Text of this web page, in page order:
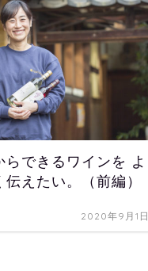
らできるワインを よ
えたい。（前編）
2020年9月1日